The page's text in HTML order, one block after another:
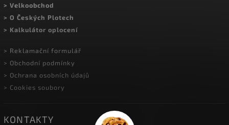
> Velkoobchod
> O Českých Plotech
> Kalkulátor oplocení
> Reklamační formulář
> Obchodní podmínky
> Ochrana osobních údajů
> Cookies soubory
KONTAKTY